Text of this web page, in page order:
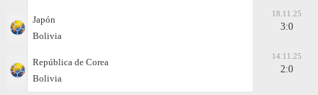
Japón
Bolivia
18.11.25
3:0
República de Corea
Bolivia
14.11.25
2:0